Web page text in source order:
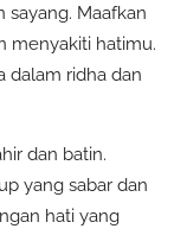
sayang. Maafkan
menyakiti hatimu.
dalam ridha dan
dan batin.
yang sabar dan
hati yang